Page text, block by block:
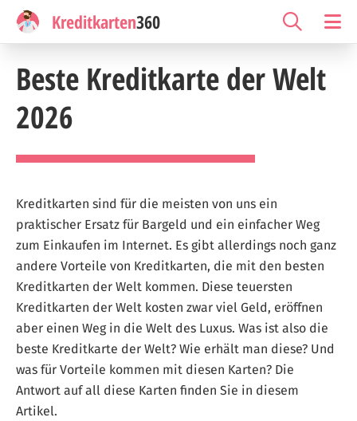
Kreditkarten360
Beste Kreditkarte der Welt
2026
Kreditkarten sind für die meisten von uns ein
praktischer Ersatz für Bargeld und ein einfacher Weg
zum Einkaufen im Internet. Es gibt allerdings noch ganz
andere Vorteile von Kreditkarten, die mit den besten
Kreditkarten der Welt kommen. Diese teuersten
Kreditkarten der Welt kosten zwar viel Geld, eröffnen
aber einen Weg in die Welt des Luxus. Was ist also die
beste Kreditkarte der Welt? Wie erhält man diese? Und
was für Vorteile kommen mit diesen Karten? Die
Antwort auf all diese Karten finden Sie in diesem
Artikel.